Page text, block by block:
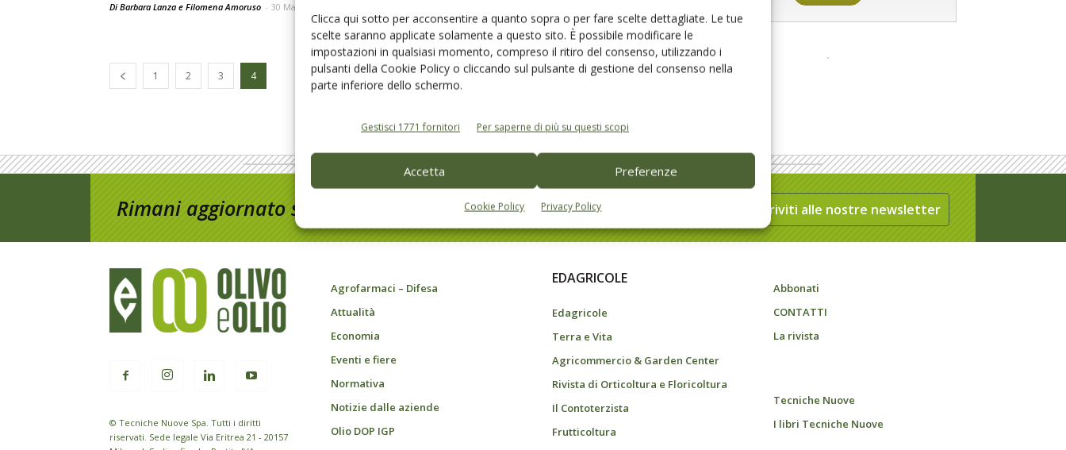
Clicca qui sotto per acconsentire a quanto sopra o per fare scelte dettagliate. Le tue
scelte saranno applicate solamente a questo sito. È possibile modificare le
impostazioni in qualsiasi momento, compreso il ritiro del consenso, utilizzando i
pulsanti della Cookie Policy o cliccando sul pulsante di gestione del consenso nella
parte inferiore dello schermo.
Gestisci 1771 fornitori Per saperne di più su questi scopi
Accetta Preferenze
Cookie Policy Privacy Policy
Di Barbara Lanza e Filomena Amoruso - 30 Marzo 2015
1 2 3 4 Pagina 4 di 4
Rimani aggiornato sul mondo dell’agricoltura Iscriviti alle nostre newsletter
© Tecniche Nuove Spa. Tutti i diritti
riservati. Sede legale Via Eritrea 21 - 20157
Agrofarmaci – Difesa
Attualità
Economia
Eventi e fiere
Normativa
Notizie dalle aziende
Olio DOP IGP
EDAGRICOLE
Edagricole
Terra e Vita
Agricommercio & Garden Center
Rivista di Orticoltura e Floricoltura
Il Contoterzista
Frutticoltura
Abbonati
CONTATTI
La rivista
Tecniche Nuove
I libri Tecniche Nuove